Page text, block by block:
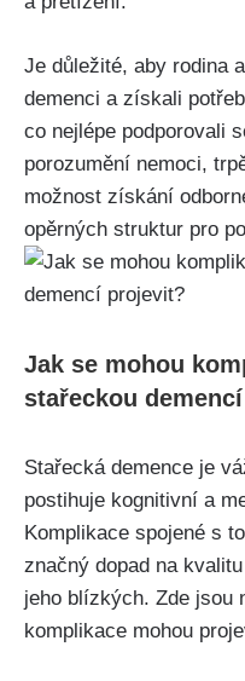
Je důležité, aby rodina
demenci a získali
co nejlépe podporovali
porozumění nemoci,
možnost získání
opěrných struktur pro
Jak se mohou
stařeckou
Stařecká demence je
postihuje kognitivní a
Komplikace spojené s
značný dopad na
jeho blízkých. Zde jsou
komplikace mohou